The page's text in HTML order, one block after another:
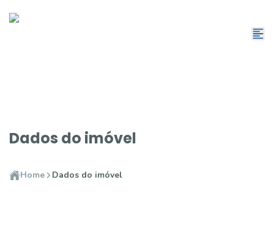
Dados do imóvel
Home Dados do imóvel